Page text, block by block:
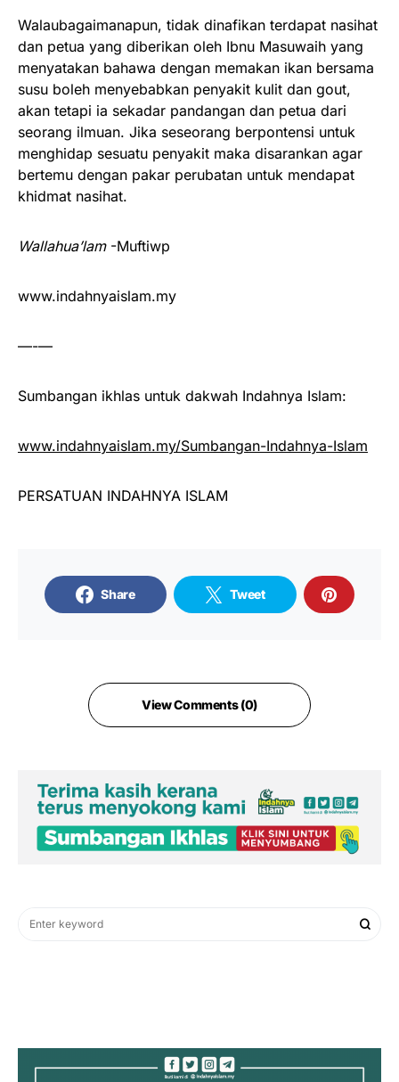
Walaubagaimanapun, tidak dinafikan terdapat nasihat
dan petua yang diberikan oleh Ibnu Masuwaih yang
menyatakan bahawa dengan memakan ikan bersama
susu boleh menyebabkan penyakit kulit dan gout,
akan tetapi ia sekadar pandangan dan petua dari
seorang ilmuan. Jika seseorang berpontensi untuk
menghidap sesuatu penyakit maka disarankan agar
bertemu dengan pakar perubatan untuk mendapat
khidmat nasihat.
Wallahua’lam-Muftiwp
www.indahnyaislam.my
—-—
Sumbangan ikhlas untuk dakwah Indahnya Islam:
www.indahnyaislam.my/Sumbangan-Indahnya-Islam
PERSATUAN INDAHNYA ISLAM
Share Tweet
View Comments (0)